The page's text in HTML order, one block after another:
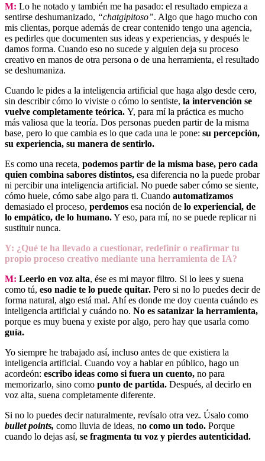
M: Lo he notado y también me ha pasado: el resultado empieza a
sentirse deshumanizado, “chatgipitoso”. Algo que hago mucho con
mis clientas, porque además de crear contenido tengo una agencia,
es pedirles que documenten sus ideas y experiencias, y después le
damos forma. Cuando eso no sucede y alguien deja su proceso
creativo en manos de otra persona o de una herramienta, el resultado
se deshumaniza.
Cuando le pides a la inteligencia artificial que haga algo desde cero,
sin describir cómo lo viviste o cómo lo sentiste, la intervención se
vuelve completamente teórica. Y, para mí la práctica es mucho
más valiosa que la teoría. Dos personas pueden partir de la misma
base, pero lo que cambia es lo que cada una le pone: su percepción,
su experiencia, su manera de sentirlo.
Es como una receta, podemos partir de la misma base, pero cada
quien combina sabores distintos, esa diferencia no la puede probar
ni percibir una inteligencia artificial. No puede saber cómo se siente,
cómo huele, cómo sabe algo para ti. Cuando automatizamos
demasiado el proceso, perdemos esa noción de lo experiencial, de
lo empático, de lo humano.Y eso, para mí, no se puede replicar ni
sustituir nunca.
Y: ¿Qué te ha llevado a cuestionar, redefinir o reafirmar tu
propio proceso creativo mediante una herramienta de IA?
M: Leerlo en voz alta, ése es mi mayor filtro. Si lo lees y suena
como tú, eso nadie te lo puede quitar. Pero si no lo puedes decir de
forma natural, algo está mal. Ahí es donde me doy cuenta cuándo es
inteligencia artificial y cuándo no. No es satanizar la herramienta,
porque es muy buena y existe por algo, pero hay que usarla como
guía.
Yo siempre he trabajado así, incluso antes de que existiera la
inteligencia artificial. Cuando voy a hablar en público, hago un
acordeón: escribo ideas como si fuera un cuento, no para
memorizarlo, sino como punto de partida. Después, al decirlo en
voz alta, suena completamente diferente.
Si no lo puedes decir naturalmente, revísalo otra vez. Úsalo como
bullet points, como lluvia de ideas, no como un todo. Porque
cuando lo dejas así, se fragmenta tu voz y pierdes autenticidad.